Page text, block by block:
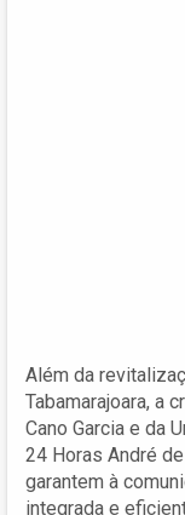
Além da
Tabamarajoara, a
Cano Garcia e da
24 Horas André
garantem à
integrada e